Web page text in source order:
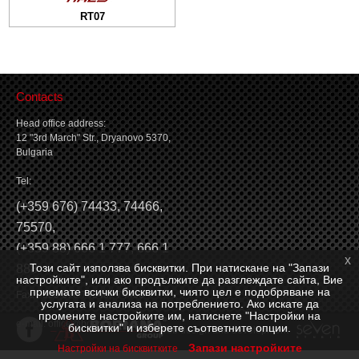
Tire balancing
RT07
Contacts
Head office address:
12 "3rd March" Str., Dryanovo 5370,
Bulgaria
Tel:
(+359 676) 74433,74466,
75570,
(+359 88) 666 1 777,666 1
888
Fax: +359 676 74546, 74466
e-mail: office@borianagroup.com
Web design and development
Този сайт използва бисквитки. При натискане на "Запази
настройките", или ако продължите да разглеждате сайта, Вие
приемате всички бисквитки, чиято цел е подобряване на
услугата и анализа на потреблението. Ако искате да
промените настройките им, натиснете "Настройки на
бисквитки" и изберете съответните опции.
Настройки на бисквитките Запази настройките
x